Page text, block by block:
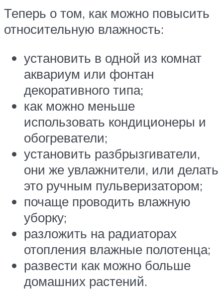
Теперь о том, как можно повысить
относительную влажность:
установить в одной из комнат
аквариум или фонтан
декоративного типа;
как можно меньше
использовать кондиционеры и
обогреватели;
установить разбрызгиватели,
они же увлажнители, или делать
это ручным пульверизатором;
почаще проводить влажную
уборку;
разложить на радиаторах
отопления влажные полотенца;
развести как можно больше
домашних растений.